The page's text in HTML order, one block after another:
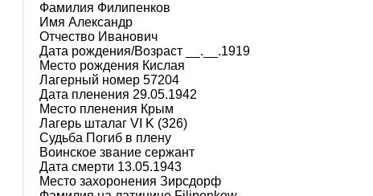
Фамилия Филипенков
Имя Александр
Отчество Иванович
Дата рождения/Возраст __.__.1919
Место рождения Кислая
Лагерный номер 57204
Дата пленения 29.05.1942
Место пленения Крым
Лагерь шталаг VI K (326)
Судьба Погиб в плену
Воинское звание сержант
Дата смерти 13.05.1943
Место захоронения Зирсдорф